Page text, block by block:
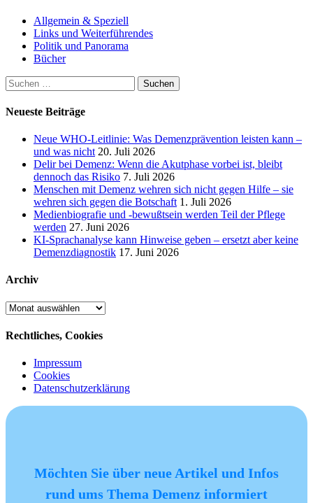
Allgemein & Speziell
Links und Weiterführendes
Politik und Panorama
Bücher
Suchen
nach:
Neueste Beiträge
Neue WHO-Leitlinie: Was Demenzprävention leisten kann –
und was nicht 20. Juli 2026
Delir bei Demenz: Wenn die Akutphase vorbei ist, bleibt
dennoch das Risiko 7. Juli 2026
Menschen mit Demenz wehren sich nicht gegen Hilfe – sie
wehren sich gegen die Botschaft 1. Juli 2026
Medienbiografie und -bewußtsein werden Teil der Pflege
werden 27. Juni 2026
KI-Sprachanalyse kann Hinweise geben – ersetzt aber keine
Demenzdiagnostik 17. Juni 2026
Archiv
Archiv
Rechtliches, Cookies
Impressum
Cookies
Datenschutzerklärung
Möchten Sie über neue Artikel und Infos
rund ums Thema Demenz informiert